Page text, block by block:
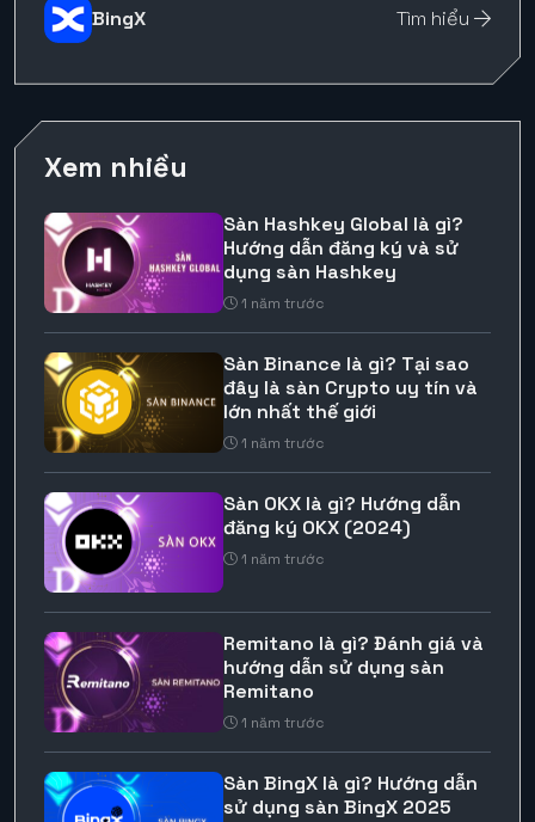
BingX Tìm hiểu
Xem nhiều
Sàn Hashkey Global là gì?
Hướng dẫn đăng ký và sử
dụng sàn Hashkey
1 năm trước
Sàn Binance là gì? Tại sao
đây là sàn Crypto uy tín và
lớn nhất thế giới
1 năm trước
Sàn OKX là gì? Hướng dẫn
đăng ký OKX (2024)
1 năm trước
Remitano là gì? Đánh giá và
hướng dẫn sử dụng sàn
Remitano
1 năm trước
Sàn BingX là gì? Hướng dẫn
sử dụng sàn BingX 2025